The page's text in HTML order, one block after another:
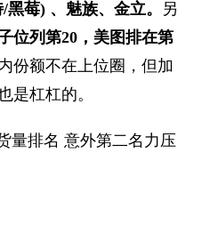
莓) 、魅族、金立。 另
位列第20，美图排在第
份额不在上位圈，但加
是杠杠的。